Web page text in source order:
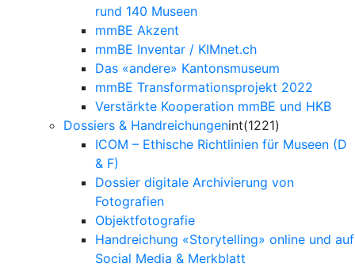
rund 140 Museen
mmBE Akzent
mmBE Inventar / KIMnet.ch
Das «andere» Kantonsmuseum
mmBE Transformationsprojekt 2022
Verstärkte Kooperation mmBE und HKB
Dossiers & Handreichungenint(1221)
ICOM – Ethische Richtlinien für Museen (D
& F)
Dossier digitale Archivierung von
Fotografien
Objektfotografie
Handreichung «Storytelling» online und auf
Social Media & Merkblatt